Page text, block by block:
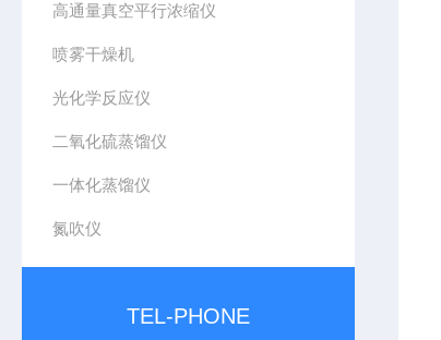
高通量真空平行浓缩仪
喷雾干燥机
光化学反应仪
二氧化硫蒸馏仪
一体化蒸馏仪
氮吹仪
TEL-PHONE